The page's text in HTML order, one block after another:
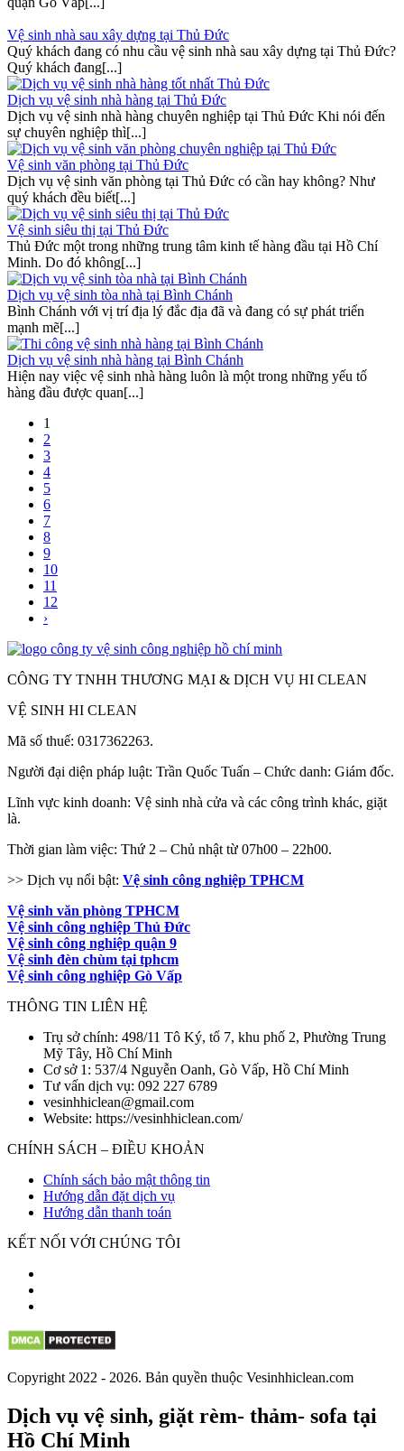
Vệ sinh nhà sau xây dựng tại Thủ Đức
Quý khách đang có nhu cầu vệ sinh nhà sau xây dựng tại Thủ Đức?
Quý khách đang[...]
Dịch vụ vệ sinh nhà hàng tại Thủ Đức
Dịch vụ vệ sinh nhà hàng chuyên nghiệp tại Thủ Đức Khi nói đến
sự chuyên nghiệp thì[...]
Vệ sinh văn phòng tại Thủ Đức
Dịch vụ vệ sinh văn phòng tại Thủ Đức có cần hay không? Như
quý khách đều biết[...]
Vệ sinh siêu thị tại Thủ Đức
Thủ Đức một trong những trung tâm kinh tế hàng đầu tại Hồ Chí
Minh. Do đó không[...]
Dịch vụ vệ sinh tòa nhà tại Bình Chánh
Bình Chánh với vị trí địa lý đắc địa đã và đang có sự phát triển
mạnh mẽ[...]
Dịch vụ vệ sinh nhà hàng tại Bình Chánh
Hiện nay việc vệ sinh nhà hàng luôn là một trong những yếu tố
hàng đầu được quan[...]
1
2
3
4
5
6
7
8
9
10
11
12
›
CÔNG TY TNHH THƯƠNG MẠI & DỊCH VỤ HI CLEAN
VỆ SINH HI CLEAN
Mã số thuế: 0317362263.
Người đại diện pháp luật: Trần Quốc Tuấn – Chức danh: Giám đốc.
Lĩnh vực kinh doanh: Vệ sinh nhà cửa và các công trình khác, giặt
là.
Thời gian làm việc: Thứ 2 – Chủ nhật từ 07h00 – 22h00.
>> Dịch vụ nổi bật: Vệ sinh công nghiệp TPHCM
Vệ sinh văn phòng TPHCM
Vệ sinh công nghiệp Thủ Đức
Vệ sinh công nghiệp quận 9
Vệ sinh đèn chùm tại tphcm
Vệ sinh công nghiệp Gò Vấp
THÔNG TIN LIÊN HỆ
Trụ sở chính: 498/11 Tô Ký, tổ 7, khu phố 2, Phường Trung
Mỹ Tây, Hồ Chí Minh
Cơ sở 1: 537/4 Nguyễn Oanh, Gò Vấp, Hồ Chí Minh
Tư vấn dịch vụ: 092 227 6789
vesinhhiclean@gmail.com
Website: https://vesinhhiclean.com/
CHÍNH SÁCH – ĐIỀU KHOẢN
Chính sách bảo mật thông tin
Hướng dẫn đặt dịch vụ
Hướng dẫn thanh toán
KẾT NỐI VỚI CHÚNG TÔI
Copyright 2022 - 2026. Bản quyền thuộc Vesinhhiclean.com
Dịch vụ vệ sinh, giặt rèm- thảm- sofa tại
Hồ Chí Minh